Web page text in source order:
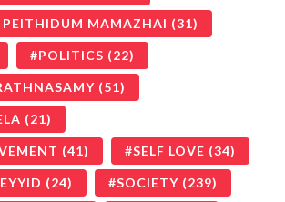
PEITHIDUM MAMAZHAI (31)
POLITICS (22)
(51)
(21)
(41) SELF LOVE (34)
(24) SOCIETY (239)